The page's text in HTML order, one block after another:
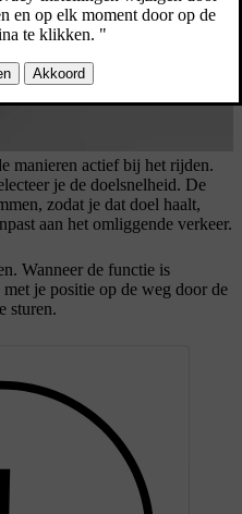
manieren actief bij het rijden.
je de doelsnelheid. De
zodat je dat doel haalt,
aan het omliggende verkeer.
Wanneer de functie is
je positie op de weg door de
sturen.